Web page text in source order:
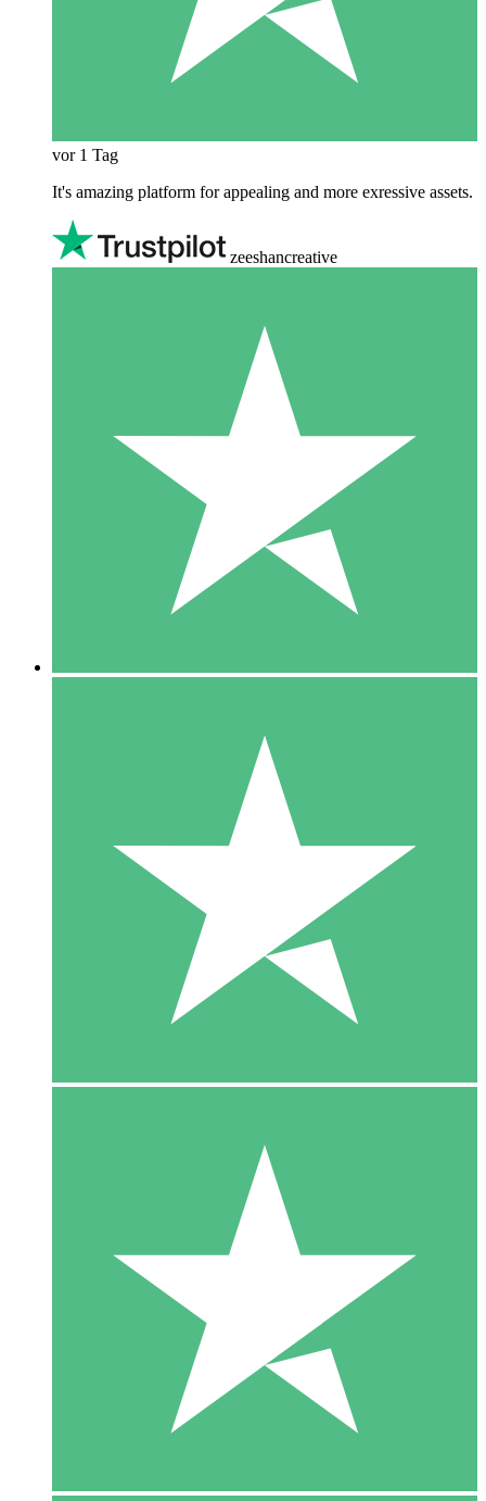
vor 1 Tag
It's amazing platform for appealing and more exressive assets.
zeeshancreative